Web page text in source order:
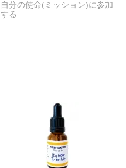
自分の使命(ミッション)に参加
する